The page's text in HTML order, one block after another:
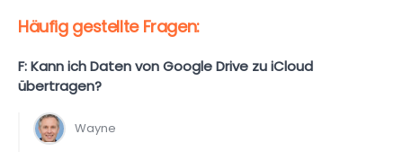
Häufig gestellte Fragen:
F: Kann ich Daten von Google Drive zu iCloud
übertragen?
Wayne